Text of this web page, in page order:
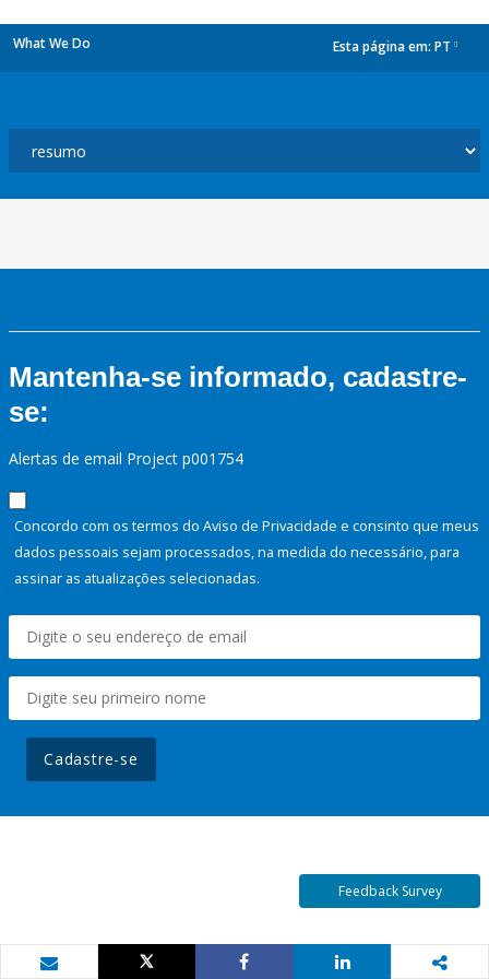
What We Do Esta página em: PT
Mantenha-se informado, cadastre-
se:
Alertas de email Project p001754
Concordo com os termos do Aviso de Privacidade e consinto que meus
dados pessoais sejam processados, na medida do necessário, para
assinar as atualizações selecionadas.
Cadastre-se
Feedback Survey